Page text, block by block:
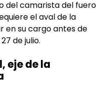
del camarista del fuero
el aval de la
en su cargo antes de
de julio.
eje de la